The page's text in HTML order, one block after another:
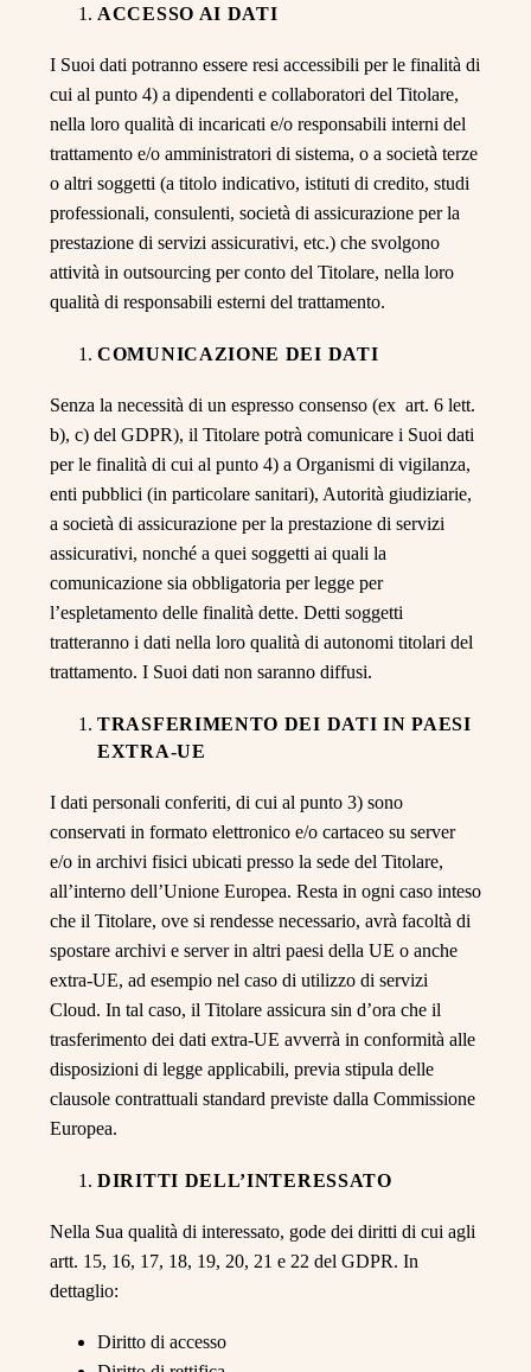
ACCESSO AI DATI
I Suoi dati potranno essere resi accessibili per le finalità di
cui al punto 4) a dipendenti e collaboratori del Titolare,
nella loro qualità di incaricati e/o responsabili interni del
trattamento e/o amministratori di sistema, o a società terze
o altri soggetti (a titolo indicativo, istituti di credito, studi
professionali, consulenti, società di assicurazione per la
prestazione di servizi assicurativi, etc.) che svolgono
attività in outsourcing per conto del Titolare, nella loro
qualità di responsabili esterni del trattamento.
COMUNICAZIONE DEI DATI
Senza la necessità di un espresso consenso (ex art. 6 lett.
b), c) del GDPR), il Titolare potrà comunicare i Suoi dati
per le finalità di cui al punto 4) a Organismi di vigilanza,
enti pubblici (in particolare sanitari), Autorità giudiziarie,
a società di assicurazione per la prestazione di servizi
assicurativi, nonché a quei soggetti ai quali la
comunicazione sia obbligatoria per legge per
l’espletamento delle finalità dette. Detti soggetti
tratteranno i dati nella loro qualità di autonomi titolari del
trattamento. I Suoi dati non saranno diffusi.
TRASFERIMENTO DEI DATI IN PAESI
EXTRA-UE
I dati personali conferiti, di cui al punto 3) sono
conservati in formato elettronico e/o cartaceo su server
e/o in archivi fisici ubicati presso la sede del Titolare,
all’interno dell’Unione Europea. Resta in ogni caso inteso
che il Titolare, ove si rendesse necessario, avrà facoltà di
spostare archivi e server in altri paesi della UE o anche
extra-UE, ad esempio nel caso di utilizzo di servizi
Cloud. In tal caso, il Titolare assicura sin d’ora che il
trasferimento dei dati extra-UE avverrà in conformità alle
disposizioni di legge applicabili, previa stipula delle
clausole contrattuali standard previste dalla Commissione
Europea.
DIRITTI DELL’INTERESSATO
Nella Sua qualità di interessato, gode dei diritti di cui agli
artt. 15, 16, 17, 18, 19, 20, 21 e 22 del GDPR. In
dettaglio:
Diritto di accesso